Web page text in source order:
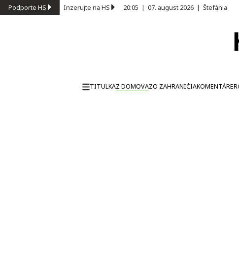
Podporte HS Inzerujte na HS 20:05 | 07. august 2026 | Štefánia
TITULKAZ DOMOVAZO ZAHRANIČIAKOMENTÁRE